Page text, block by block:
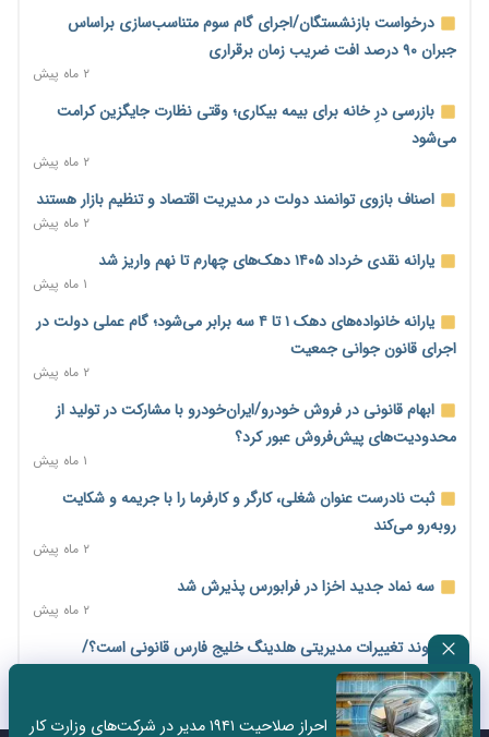
شبکه برق
۲ ساعت پیش
حساب‌های شرکت ملی نفت در بانک صنعت و معدن مسدود شد؛
بدهی یک میلیارد دلاری
۲ ساعت پیش
درآمد کارگزاری‌ها چقدر است؟ کانون کارگزاران اعداد منتشرشده در
فضای مجازی را تکذیب کرد
۳ ساعت پیش
بیکاری ۷ درصدی روی کاغذ؛ آیا در واقعیت هم این چنین است؟
روز خبرنگار؛ مطالبه‌ای فراتر از تبریک برای پاسداشت حقیقت و
امنیت شغلی
همایش و مسابقه نذری ماه صفر برگزار شد
۲۱ ساعت پیش
زائران اربعین نگران ارز باقی‌مانده نباشند؛ خرید دینار در بانک‌ها و
صرافی‌ها
جنگ کریدورها وارد فاز جدید شد؛ سرمایه‌گذاری ۳۴۵ میلیارد دلاری
اوراسیا تا ۲۰۳۵
پارادوکس اینترنت در ایران؛ مصرف‌کننده بیشتر می‌پردازد، شبکه
کمتر توسعه می‌یابد
تأمین سرمایه در گردش بدون خلق نقدینگی؛ نقش جدید
درخواست بازنشستگان/اجرای گام سوم متناسب‌سازی براساس
جبران ۹۰ درصد افت ضریب زمان برقراری
۲ ماه پیش
بازرسی درِ خانه برای بیمه بیکاری؛ وقتی نظارت جایگزین کرامت
می‌شود
۲ ماه پیش
اصناف بازوی توانمند دولت در مدیریت اقتصاد و تنظیم بازار هستند
۲ ماه پیش
یارانه نقدی خرداد ۱۴۰۵ دهک‌های چهارم تا نهم واریز شد
۱ ماه پیش
یارانه خانواده‌های دهک ۱ تا ۴ سه برابر می‌شود؛ گام عملی دولت در
اجرای قانون جوانی جمعیت
۲ ماه پیش
ابهام قانونی در فروش خودرو/ایران‌خودرو با مشارکت در تولید از
محدودیت‌های پیش‌فروش عبور کرد؟
۱ ماه پیش
ثبت نادرست عنوان شغلی، کارگر و کارفرما را با جریمه و شکایت
روبه‌رو می‌کند
۲ ماه پیش
سه نماد جدید اخزا در فرابورس پذیرش شد
۲ ماه پیش
روند تغییرات مدیریتی هلدینگ خلیج فارس قانونی است؟/
روایت‌های متناقض و نگرانی سهامداران
احراز صلاحیت ۱۹۴۱ مدیر در شرکت‌های وزارت کار